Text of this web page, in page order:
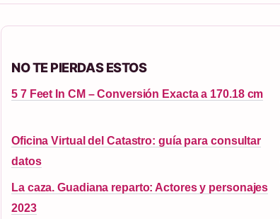
NO TE PIERDAS ESTOS
5 7 Feet In CM – Conversión Exacta a 170.18 cm
Oficina Virtual del Catastro: guía para consultar
datos
La caza. Guadiana reparto: Actores y personajes
2023